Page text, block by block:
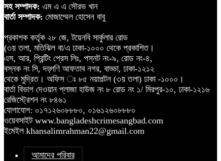
সহ সম্পাদক: এম এ এ সৌরভ খান
বার্তা সম্পাদক: মোজাম্মেল হোসেন বাবু
প্রকাশক কর্তৃক ২৮ জে, টয়েনবি সার্কুলার রোড
(৩য় তলা, মতিঝিল বা/এ ঢাকা-১০০০ থেকে প্রকাশিত।
এস, আর, প্রিন্টিং প্রেস লিঃ, পস্নট নং-৯, রোড নং-৪,
বস্নক নং সি, দড়্গণি আফতাব নগর, বাড্ডা, ঢাকা-১২১২
থেকে মুদ্রিত। অফিস ঃ ৮৫ নয়াপল্টন (৩য় তলা) ঢাকা -১০০০।
বার্তা বিভাগ দেওয়ান প্লাজা হাউজ নং ৮ রোড নং ১/ মিরপুর-১০, ঢাকা-১২১৬
রেজিস্ট্রেশন নং ৮৪৬১
যোগাযোগ: ০১৭১২৬০৮৮৮০, ০১৬১২৬০৮৮৮০
ওয়েবসাইট www.bangladeshcrimesangbad.com
ইমেইল khansalimrahman22@gmail.com
আমাদের পরিবার